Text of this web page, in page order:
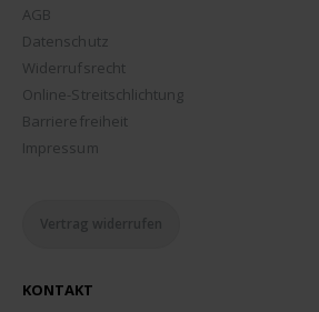
AGB
Datenschutz
Widerrufsrecht
Online-Streitschlichtung
Barrierefreiheit
Impressum
Vertrag widerrufen
KONTAKT